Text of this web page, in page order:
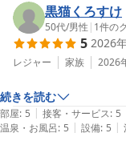
す。
また、ビュッフェの
め、全体としてご評
価格面も含めご満足い
す。
黒猫くろすけ
50代/男性 | 1件の
5 2026
レジャー 家族 2026
続きを読む
部屋: 5 | 接客・サービス: 5
温泉・お風呂: 5 | 設備: 5 |